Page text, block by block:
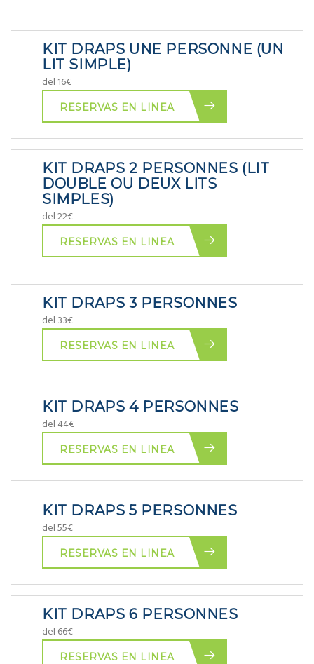
KIT DRAPS UNE PERSONNE (UN
LIT SIMPLE)
del 16€
RESERVAS EN LINEA
KIT DRAPS 2 PERSONNES (LIT
DOUBLE OU DEUX LITS
SIMPLES)
del 22€
RESERVAS EN LINEA
KIT DRAPS 3 PERSONNES
del 33€
RESERVAS EN LINEA
KIT DRAPS 4 PERSONNES
del 44€
RESERVAS EN LINEA
KIT DRAPS 5 PERSONNES
del 55€
RESERVAS EN LINEA
KIT DRAPS 6 PERSONNES
del 66€
RESERVAS EN LINEA